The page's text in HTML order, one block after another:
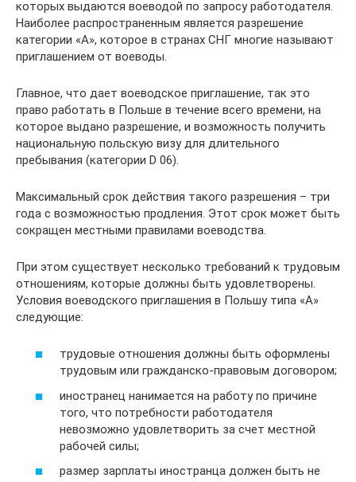
которых выдаются воеводой по запросу работодателя.
Наиболее распространенным является разрешение
категории «А», которое в странах СНГ многие называют
приглашением от воеводы.
Главное, что дает воеводское приглашение, так это
право работать в Польше в течение всего времени, на
которое выдано разрешение, и возможность получить
национальную польскую визу для длительного
пребывания (категории D 06).
Максимальный срок действия такого разрешения – три
года с возможностью продления. Этот срок может быть
сокращен местными правилами воеводства.
При этом существует несколько требований к трудовым
отношениям, которые должны быть удовлетворены.
Условия воеводского приглашения в Польшу типа «А»
следующие:
трудовые отношения должны быть оформлены
трудовым или гражданско-правовым договором;
иностранец нанимается на работу по причине
того, что потребности работодателя
невозможно удовлетворить за счет местной
рабочей силы;
размер зарплаты иностранца должен быть не